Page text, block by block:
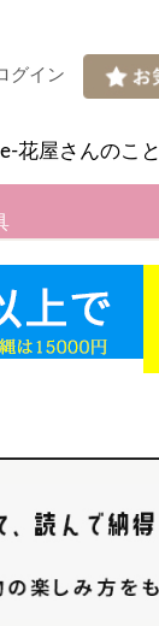
グイン
e-花屋さんのこと